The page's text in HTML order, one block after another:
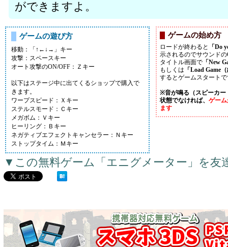
ができますよ。
ゲームの遊び方
移動：「↑←↓→」キー
攻撃：スペースキー
オート攻撃のON/OFF：Ｚキー
以下はステージ中に出てくるショップで購入で
きます。
ワープスピード：Ｘキー
ステルスモード：Ｃキー
メガボム：Ｖキー
ヒーリング：Ｂキー
ネガティブエフェクトキャンセラー：Ｎキー
ストップタイム：Ｍキー
ゲームの始め方
ロードが終わると
「Do
示されるのでサウンド
タイトル画面で 「New
もしくは 「Load Game
するとゲームスタート
※音が鳴る（スピーカー
状態でなければ、 ゲー
ます
▼この無料ゲーム「エニグメーター」を友